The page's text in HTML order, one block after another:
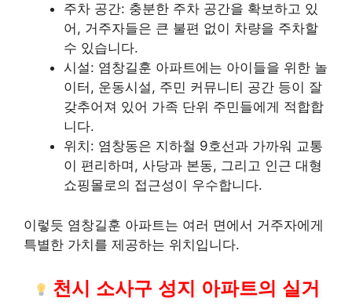
주차 공간: 충분한 주차 공간을 확보하고 있
어, 거주자들은 큰 불편 없이 차량을 주차할
수 있습니다.
시설: 염창길훈 아파트에는 아이들을 위한 놀
이터, 운동시설, 주민 커뮤니티 공간 등이 잘
갖추어져 있어 가족 단위 주민들에게 적합합
니다.
위치: 염창동은 지하철 9호선과 가까워 교통
이 편리하며, 사당과 본동, 그리고 인근 대형
쇼핑몰로의 접근성이 우수합니다.
이렇듯 염창길훈 아파트는 여러 면에서 거주자에게
특별한 가치를 제공하는 위치입니다.
천시 소사구 성지 아파트의 실거